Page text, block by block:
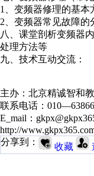
1、变频器修理的基本
2、变频器常见故障
八、课堂剖析变频器
处理方法等
九、技术互动交流：
主办：北京精诚智和
联系电话：
E_mail：
http://
分享到：
收藏